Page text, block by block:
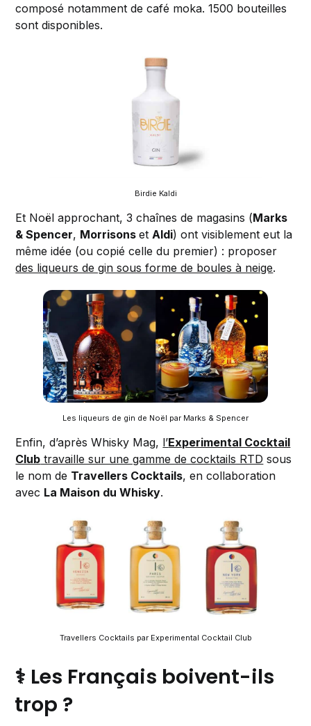
composé notamment de café moka. 1500 bouteilles
sont disponibles.
Birdie Kaldi
Et Noël approchant, 3 chaînes de magasins (Marks
& Spencer, Morrisonset Aldi) ont visiblement eut la
même idée (ou copié celle du premier) : proposer
des liqueurs de gin sous forme de boules à neige.
Les liqueurs de gin de Noël par Marks & Spencer
Enfin, d’après Whisky Mag, l’Experimental Cocktail
Club travaille sur une gamme de cocktails RTD sous
le nom de Travellers Cocktails, en collaboration
avec La Maison du Whisky.
Travellers Cocktails par Experimental Cocktail Club
⚕️ Les Français boivent-ils
trop ?